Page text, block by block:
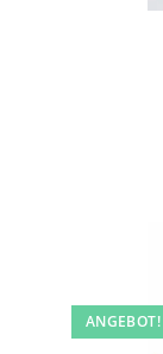
ANGEBOT!